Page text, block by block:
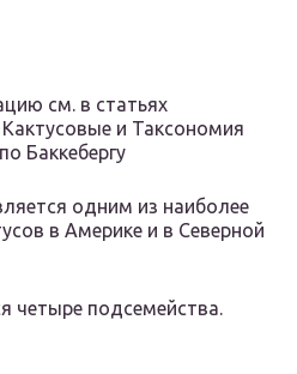
см. в статьях
и Таксономия
Баккебергу
одним из наиболее
в Америке и в Северной
четыре подсемейства.